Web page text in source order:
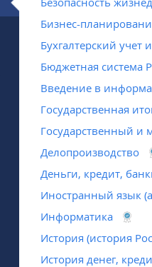
Бизнес-
Бухгалтерский учет
Бюджетная система
Введение в
Государственная
Государственный и
Делопроизводство
Деньги, кредит,
Иностранный язык
Информатика
История (история
История денег,